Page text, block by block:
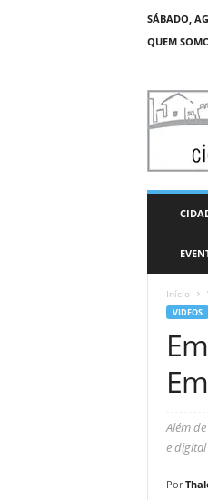
SÁBADO,
QUEM
C
d
Início
VIDEOS
Além
e digital
Por